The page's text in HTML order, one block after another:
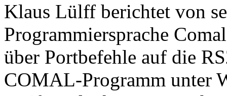
Klaus Lülff berichtet von
Programmiersprache
über Portbefehle auf die
COMAL-Programm unter